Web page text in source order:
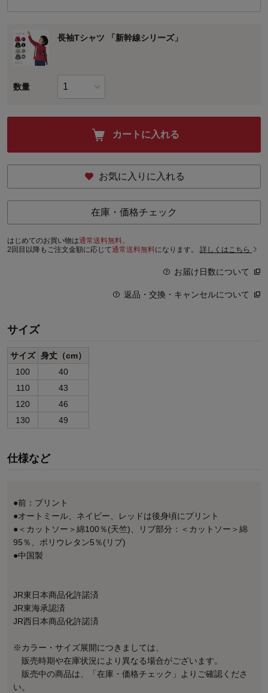
長袖Tシャツ 「新幹線シリーズ」
数量
カートに入れる
お気に入りに入れる
在庫・価格チェック
はじめてのお買い物は通常送料無料。
2回目以降もご注文金額に応じて通常送料無料になります。 詳しくはこちら
お届け日数について
返品・交換・キャンセルについて
サイズ
サイズ 身丈（cm）
100
40
110
43
120
46
130
49
仕様など
●前：プリント
●オートミール、ネイビー、レッドは後身頃にプリント
●＜カットソー＞綿100％(天竺)、リブ部分：＜カットソー＞綿
95％、ポリウレタン5％(リブ)
●中国製
JR東日本商品化許諾済
JR東海承認済
JR西日本商品化許諾済
※カラー・サイズ展開につきましては、
販売時期や在庫状況により異なる場合がございます。
販売中の商品は、「在庫・価格チェック」よりご確認くださ
い。